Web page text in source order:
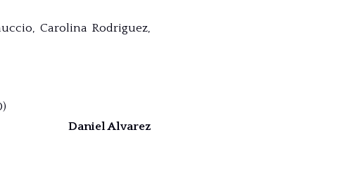
Carolina Rodriguez,
Daniel Alvarez